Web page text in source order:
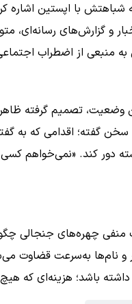
به شباهتش با اپستین
و گزارش‌های رسانه‌ای،
به منبعی از اضطراب
وضعیت، تصمیم گرفته
اقدامی که به
دور کند. «نمی‌خواهم
چهره‌های جنجالی
و نام‌ها به‌سرعت قضاوت
باشد؛ هزینه‌ای که